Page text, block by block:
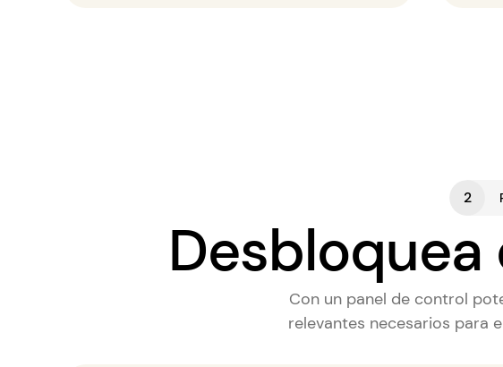
2
Con un panel de control
relevantes necesarios para